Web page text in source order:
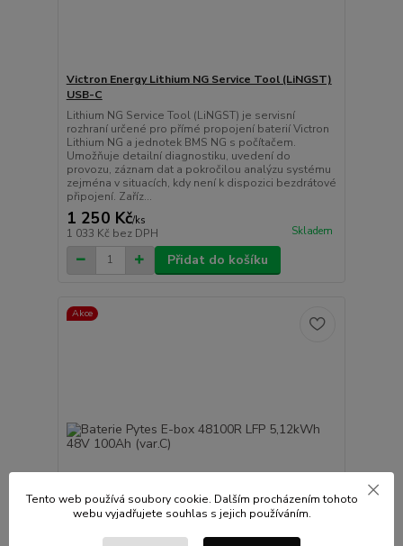
Victron Energy Lithium NG Service Tool (LiNGST)
USB-C
Lithium NG Service Tool (LiNGST) je servisní
rozhraní určené pro přímé propojení baterií Victron
Lithium NG a jednotek BMS NG s počítačem.
Umožňuje detailní diagnostiku, uvedení do
provozu, záznam dat a pokročilou analýzu systému
zejména v situacích, kdy není k dispozici bezdrátové
připojení. Zaříz...
1 250 Kč/ks
1 033 Kč bez DPH Skladem
Přidat do košíku
Akce
Tento web používá soubory cookie. Dalším procházením tohoto
webu vyjadřujete souhlas s jejich používáním.